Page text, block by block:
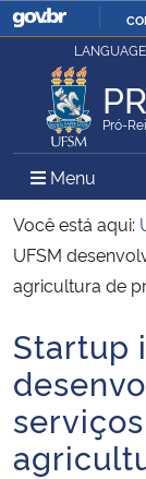
Ministério da Justiça
Ministério da Defesa
Ministério das
Ministério da Economia
Ministério da
Ministério da
Ministério da Educação
Pró-
Menu
Você está aqui:
UFSM
agricultura de
Início do
Startup